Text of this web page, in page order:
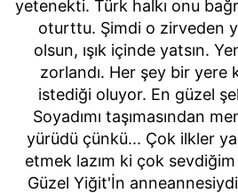
yetenekti. Türk halkı onu
oturttu. Şimdi o zirveden
olsun, ışık içinde yatsın.
zorlandı. Her şey bir yere
istediği oluyor. En güzel
Soyadımı taşımasından
yürüdü çünkü... Çok ilkler
etmek lazım ki çok sevdiğim
Güzel Yiğit'İn